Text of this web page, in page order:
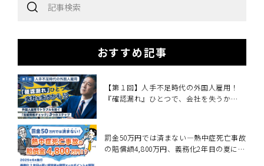
おすすめ記事
【第１回】人手不足時代の外国人雇用！
『確認漏れ』ひとつで、会社を失うか
罰金50万円では済まない―熱中症死亡事故
の賠償額4,800万円、義務化2年目の夏に経